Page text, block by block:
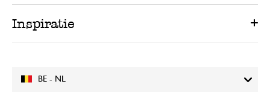
BE - NL
Inspiratie